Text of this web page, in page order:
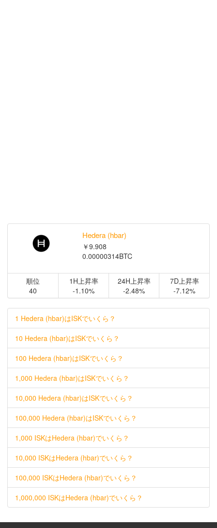
Hedera (hbar)
￥9.908
0.00000314BTC
順位
40
1H上昇率
-1.10%
24H上昇率
-2.48%
7D上昇率
-7.12%
1 Hedera (hbar)はISKでいくら？
10 Hedera (hbar)はISKでいくら？
100 Hedera (hbar)はISKでいくら？
1,000 Hedera (hbar)はISKでいくら？
10,000 Hedera (hbar)はISKでいくら？
100,000 Hedera (hbar)はISKでいくら？
1,000 ISKはHedera (hbar)でいくら？
10,000 ISKはHedera (hbar)でいくら？
100,000 ISKはHedera (hbar)でいくら？
1,000,000 ISKはHedera (hbar)でいくら？